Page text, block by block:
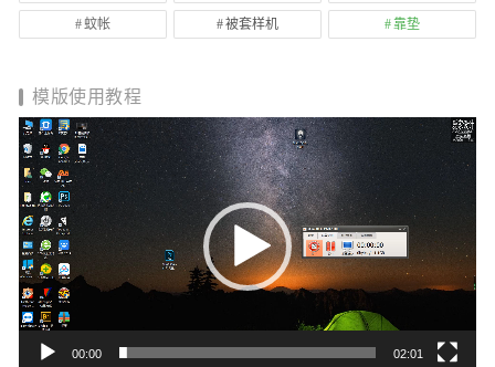
蚊帐 被套样机 靠垫
模版使用教程
视
频
播
放
器
00:00 02:01